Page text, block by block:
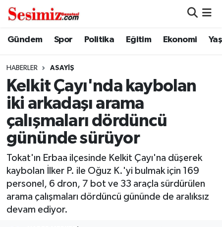
Gündem Spor Politika Eğitim Ekonomi
HABERLER ASAYIŞ
Kelkit Çayı'nda kaybolan
iki arkadaşı arama
çalışmaları dördüncü
gününde sürüyor
Tokat'ın Erbaa ilçesinde Kelkit Çayı'na düşerek
kaybolan İlker P. ile Oğuz K.'yi bulmak için 169
personel, 6 dron, 7 bot ve 33 araçla sürdürülen
arama çalışmaları dördüncü gününde de aralıksız
devam ediyor.
Dünya
Ekonomi
Genel
Gündem
Magazin
Politika
Sağlık
Nöbetçi Eczaneler
Hava Durumu
Namaz Vakitleri
Trafik Durumu
Süper Lig Puan Durumu ve Fikstür
Tüm Manşetler
Son Dakika Haberleri
Haber Arşivi